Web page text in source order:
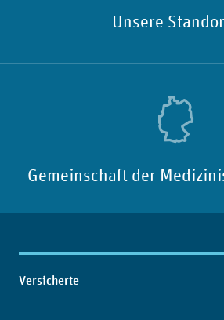
Unsere
Gemeinschaft der
Inhaltsübersicht
Versicherte